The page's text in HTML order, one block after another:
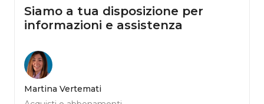
Siamo a tua disposizione per
informazioni e assistenza
Martina Vertemati